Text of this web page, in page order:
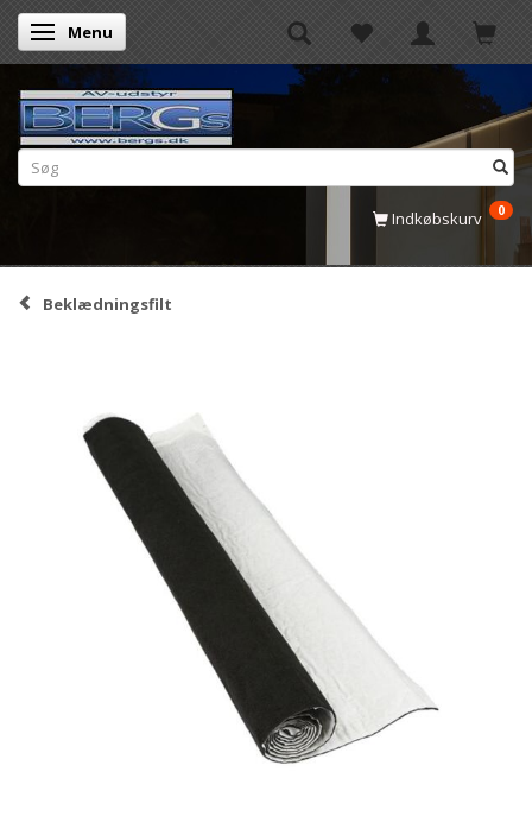
Skifte navigation
Menu
Indkøbskurv 0
Beklædningsfilt